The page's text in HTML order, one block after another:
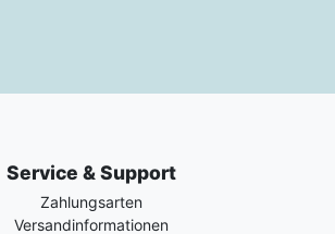
Service & Support
Zahlungsarten
Versandinformationen